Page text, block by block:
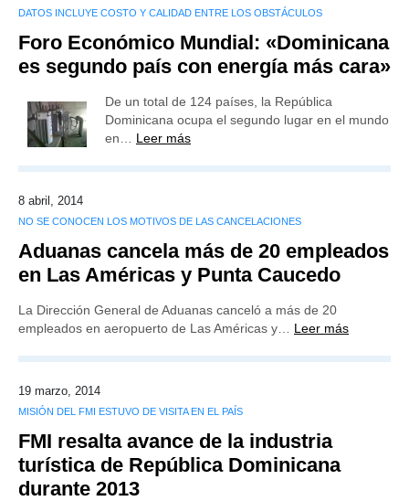
DATOS INCLUYE COSTO Y CALIDAD ENTRE LOS OBSTÁCULOS
Foro Económico Mundial: «Dominicana
es segundo país con energía más cara»
De un total de 124 países, la República
Dominicana ocupa el segundo lugar en el mundo
en… Leer más
8 abril, 2014
NO SE CONOCEN LOS MOTIVOS DE LAS CANCELACIONES
Aduanas cancela más de 20 empleados
en Las Américas y Punta Caucedo
La Dirección General de Aduanas canceló a más de 20
empleados en aeropuerto de Las Américas y… Leer más
19 marzo, 2014
MISIÓN DEL FMI ESTUVO DE VISITA EN EL PAÍS
FMI resalta avance de la industria
turística de República Dominicana
durante 2013